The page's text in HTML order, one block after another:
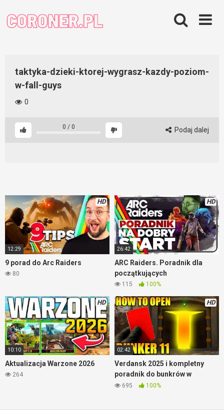
content
taktyka-dzieki-ktorej-wygrasz-kazdy-poziom-
w-fall-guys
0
0 / 0 Podaj dalej
HD
12:29
9 porad do Arc Raiders
80
HD
26:42
ARC Raiders. Poradnik dla
początkujących
115 100%
HD
10:10
Aktualizacja Warzone 2026
264
HD
02:42
Verdansk 2025 i kompletny
poradnik do bunkrów w
Warzone
695 100%